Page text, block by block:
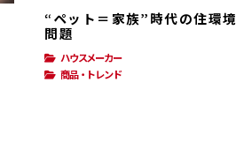
“ペット＝家族”時代の住環境
問題
ハウスメーカー
商品・トレンド